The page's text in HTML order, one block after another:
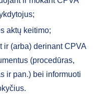
aktų keitimo;
ir (arba) derinant CPVA
(procedūras,
ir pan.) bei informuoti